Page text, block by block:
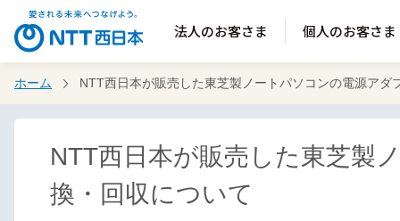
法人のお客さま 個人のお客さま
ホーム NTT西日本が販売した東芝製ノートパソコンの電源アダ
NTT西日本が販売した東芝製
換・回収について